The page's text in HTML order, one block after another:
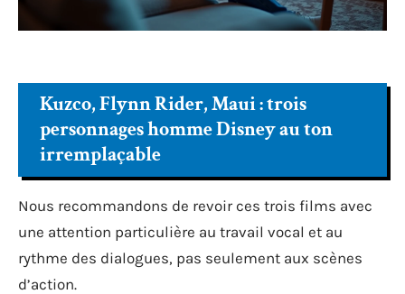
Kuzco, Flynn Rider, Maui : trois
personnages homme Disney au ton
irremplaçable
Nous recommandons de revoir ces trois films avec
une attention particulière au travail vocal et au
rythme des dialogues, pas seulement aux scènes
d’action.